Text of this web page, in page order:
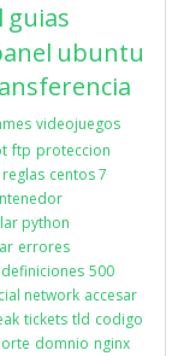
guias
ubuntu
videojuegos
ftp proteccion
reglas centos 7
python
errores
definiciones 500
network accesar
tickets tld codigo
domnio nginx